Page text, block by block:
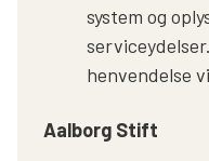
system og
henvendelse
Aalborg Stift